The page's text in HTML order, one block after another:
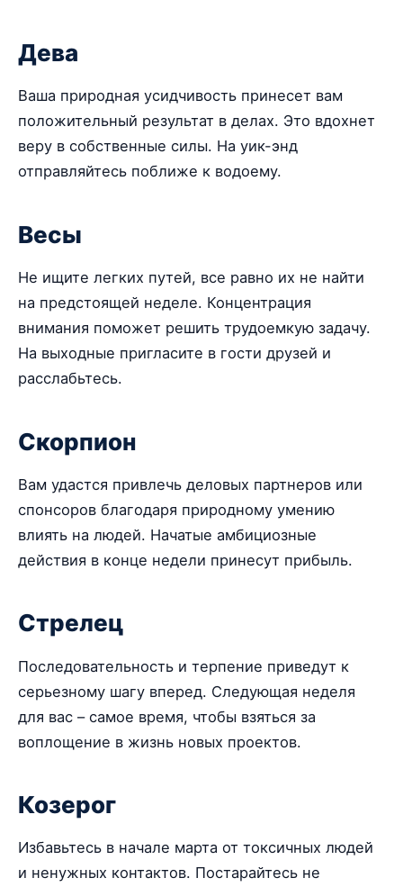
Дева
Ваша природная усидчивость принесет вам
положительный результат в делах. Это вдохнет
веру в собственные силы. На уик-энд
отправляйтесь поближе к водоему.
Весы
Не ищите легких путей, все равно их не найти
на предстоящей неделе. Концентрация
внимания поможет решить трудоемкую задачу.
На выходные пригласите в гости друзей и
расслабьтесь.
Скорпион
Вам удастся привлечь деловых партнеров или
спонсоров благодаря природному умению
влиять на людей. Начатые амбициозные
действия в конце недели принесут прибыль.
Стрелец
Последовательность и терпение приведут к
серьезному шагу вперед. Следующая неделя
для вас – самое время, чтобы взяться за
воплощение в жизнь новых проектов.
Козерог
Избавьтесь в начале марта от токсичных людей
и ненужных контактов. Постарайтесь не